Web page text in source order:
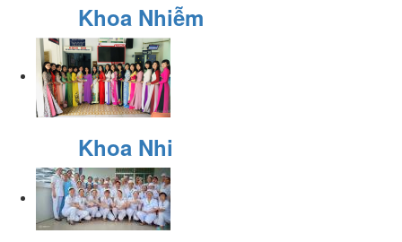
Khoa Nhiễm
Khoa Nhi